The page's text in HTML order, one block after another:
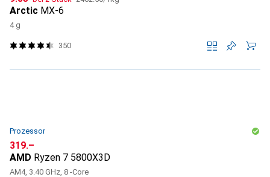
Arctic MX-6
4 g
350
Prozessor
CHF
319.–
AMD Ryzen 7 5800X3D
AM4, 3.40 GHz, 8 -Core